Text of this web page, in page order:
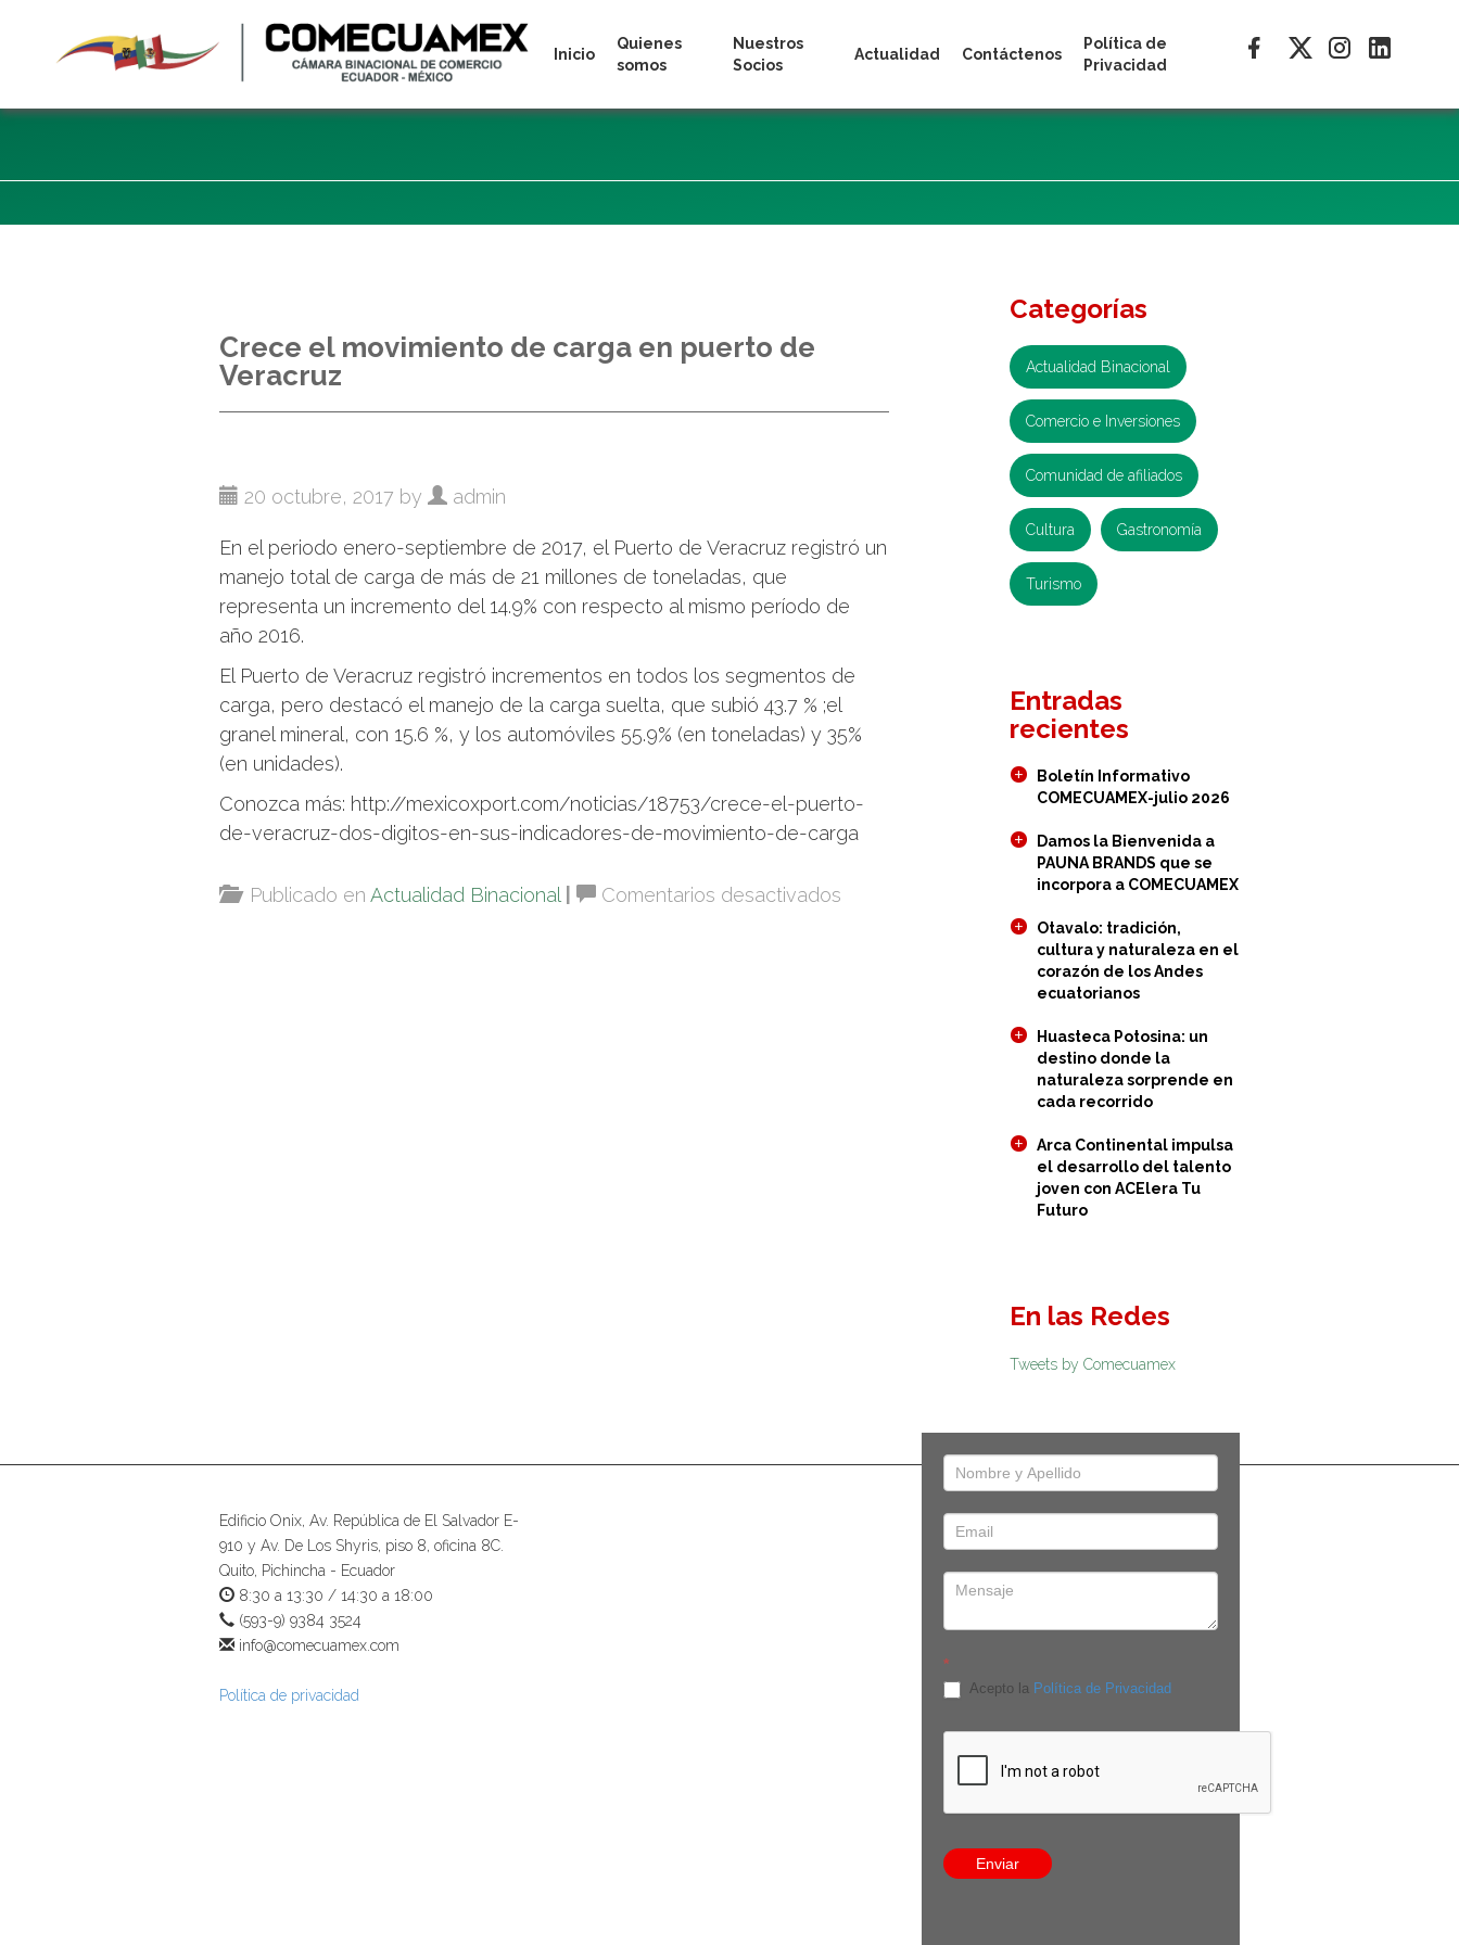
Inicio
Quienes
somos
Nuestros
Socios
Actualidad Contáctenos
Política de
Privacidad
Crece el movimiento de carga en puerto de
Veracruz
20 octubre, 2017 by admin
En el periodo enero-septiembre de 2017, el Puerto de Veracruz registró un
manejo total de carga de más de 21 millones de toneladas, que
representa un incremento del 14.9% con respecto al mismo período de
año 2016.
El Puerto de Veracruz registró incrementos en todos los segmentos de
carga, pero destacó el manejo de la carga suelta, que subió 43.7 % ;el
granel mineral, con 15.6 %, y los automóviles 55.9% (en toneladas) y 35%
(en unidades).
Conozca más: http://mexicoxport.com/noticias/18753/crece-el-puerto-
de-veracruz-dos-digitos-en-sus-indicadores-de-movimiento-de-carga
Publicado en Actualidad Binacional Comentarios desactivados
Categorías
Actualidad Binacional
Comercio e Inversiones
Comunidad de afiliados
Cultura Gastronomía
Turismo
Entradas
recientes
Boletín Informativo
COMECUAMEX-julio 2026
Damos la Bienvenida a
PAUNA BRANDS que se
incorpora a COMECUAMEX
Otavalo: tradición,
cultura y naturaleza en el
corazón de los Andes
ecuatorianos
Huasteca Potosina: un
destino donde la
naturaleza sorprende en
cada recorrido
Arca Continental impulsa
el desarrollo del talento
joven con ACElera Tu
Futuro
En las Redes
Tweets by Comecuamex
Edificio Onix, Av. República de El Salvador E-
910 y Av. De Los Shyris, piso 8, oficina 8C.
Quito, Pichincha - Ecuador
8:30 a 13:30 / 14:30 a 18:00
(593-9) 9384 3524
info@comecuamex.com
Política de privacidad
*
Acepto la Política de Privacidad
Enviar